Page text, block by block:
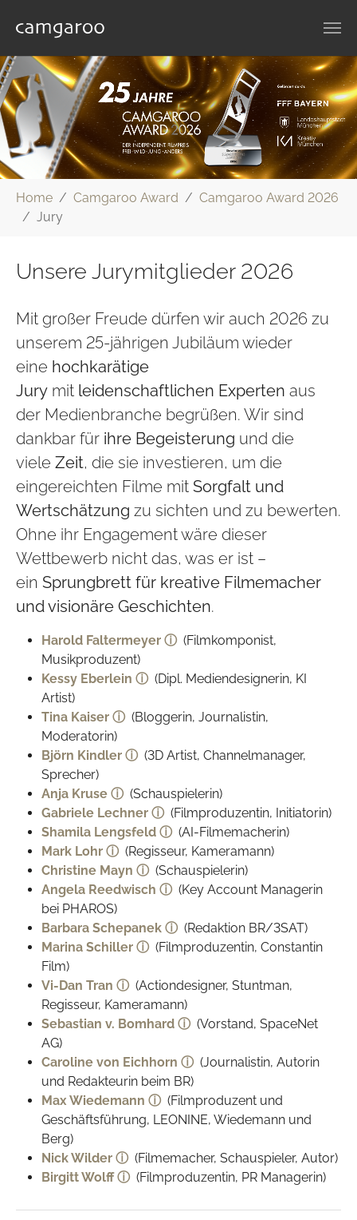
Zum Hauptinhalt springen
Home Camgaroo Award
Camgaroo Award 2026
Jury
Unsere Jurymitglieder 2026
Mit großer Freude dürfen wir auch 2026 zu
unserem 25-jährigen Jubiläum wieder
eine hochkarätige
Jury mit leidenschaftlichen Experten aus
der Medienbranche begrüßen. Wir sind
dankbar für ihre Begeisterung und die
viele Zeit, die sie investieren, um die
eingereichten Filme mit Sorgfalt und
Wertschätzung zu sichten und zu bewerten.
Ohne ihr Engagement wäre dieser
Wettbewerb nicht das, was er ist –
ein Sprungbrett für kreative Filmemacher
und visionäre Geschichten.
Harold Faltermeyer ⓘ (Filmkomponist,
Musikproduzent)
Kessy Eberlein ⓘ (Dipl. Mediendesignerin, KI
Artist)
Tina Kaiser ⓘ (Bloggerin, Journalistin,
Moderatorin)
Björn Kindler ⓘ (3D Artist, Channelmanager,
Sprecher)
Anja Kruse ⓘ (Schauspielerin)
Gabriele Lechner ⓘ (Filmproduzentin, Initiatorin)
Shamila Lengsfeld ⓘ (AI-Filmemacherin)
Mark Lohr ⓘ (Regisseur, Kameramann)
Christine Mayn ⓘ (Schauspielerin)
Angela Reedwisch ⓘ (Key Account Managerin
bei PHAROS)
Barbara Schepanek ⓘ (Redaktion BR/3SAT)
Marina Schiller ⓘ (Filmproduzentin, Constantin
Film)
Vi-Dan Tran ⓘ (Actiondesigner, Stuntman,
Regisseur, Kameramann)
Sebastian v. Bomhard ⓘ (Vorstand, SpaceNet
AG)
Caroline von Eichhorn ⓘ (Journalistin, Autorin
und Redakteurin beim BR)
Max Wiedemann ⓘ (Filmproduzent und
Geschäftsführung, LEONINE, Wiedemann und
Berg)
Nick Wilder ⓘ (Filmemacher, Schauspieler, Autor)
Birgitt Wolff ⓘ (Filmproduzentin, PR Managerin)